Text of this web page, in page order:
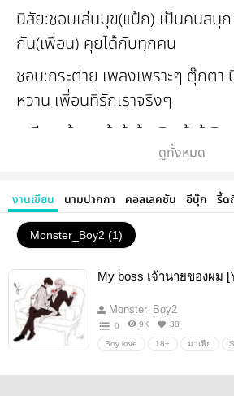
นิสัย:ชอบเล่นมุข(แป้ก) เป็นคนสนุ
กัน(เพื่อน) คุยได้กับทุกคน
ชอบ:กระต่าย เพลงเพราะๆ ตุ๊กตา
หวาน เพื่อนที่รักเราจริงๆ
เกลียด:ผู้ชายเจ้า​ชู้​ ผู้​หญิง​เจ้าชู้​ นิ
มาทำเป็นเพื่อนทั้งที่ไม่อยากเป็น
จะคุ
คุยไม่กัด(ฉีดยาแล้ว)
ดูทั้งหมด
งานเขียน นามปากกา คอลเลคชัน อีบุ๊ก รี้ด
Monster_Boy2 (1)
My boss เจ้านายของผม
Monster_Boy2
0 9K 38
Boy love 18+ มาเฟีย